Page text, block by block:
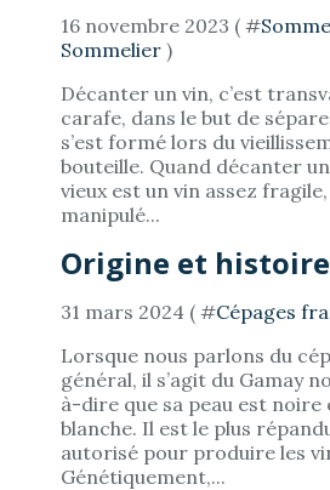
16 novembre 2023 ( #
Sommelier )
Décanter un vin, c’est
carafe, dans le but de
s’est formé lors du
bouteille. Quand décanter
vieux est un vin assez
manipulé...
Origine et
31 mars 2024 ( #Cépages
Lorsque nous parlons du
général, il s’agit du Gamay
à-dire que sa peau est noire
blanche. Il est le plus
autorisé pour produire les
Génétiquement,...